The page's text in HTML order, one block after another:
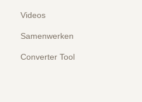
Videos
Samenwerken
Converter Tool